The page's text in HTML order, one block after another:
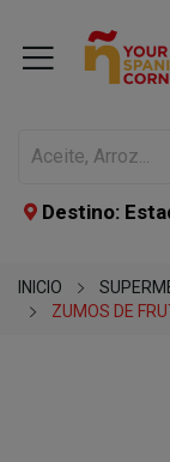
Destino:
INICIO
ZUMOS DE